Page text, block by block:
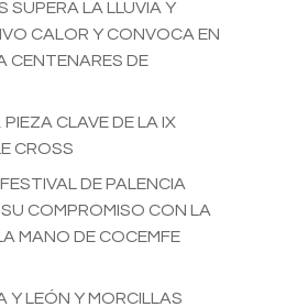
SUPERA LA LLUVIA Y
CALOR Y CONVOCA EN
CENTENARES DE
CLAVE DE LA IX
CROSS
DE PALENCIA
COMPROMISO CON LA
MANO DE COCEMFE
Y LEÓN Y MORCILLAS